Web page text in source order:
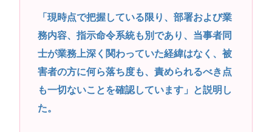
「現時点で把握している限り、部署および業
務内容、指示命令系統も別であり、当事者同
士が業務上深く関わっていた経緯はなく、被
害者の方に何ら落ち度も、責められるべき点
も一切ないことを確認しています」と説明し
た。